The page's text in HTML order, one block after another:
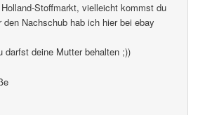
Stoffmarkt, vielleicht kommst du
den Nachschub hab ich hier bei ebay
darfst deine Mutter behalten ;))